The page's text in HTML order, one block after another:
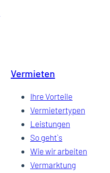
Vermieten
Ihre Vorteile
Vermietertypen
Leistungen
So geht`s
Wie wir arbeiten
Vermarktung